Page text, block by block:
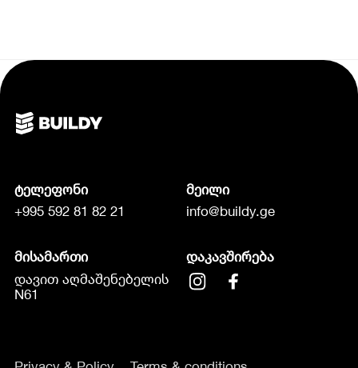
ტელეფონი
+995 592 81 82 21
მეილი
info@buildy.ge
მისამართი
დავით აღმაშენებელის
N61
დაკავშირება